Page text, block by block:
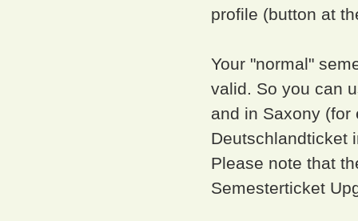
profile (button at
Your "normal"
valid. So you can
and in Saxony
Deutschlandticket
Please note that
Semesterticket